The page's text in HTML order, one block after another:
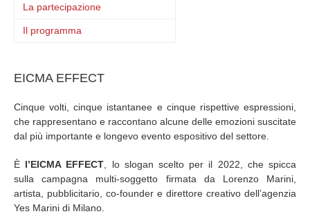
La partecipazione
Il programma
EICMA EFFECT
Cinque volti, cinque istantanee e cinque rispettive espressioni,
che rappresentano e raccontano alcune delle emozioni suscitate
dal più importante e longevo evento espositivo del settore.
È l’EICMA EFFECT , lo slogan scelto per il 2022, che spicca
sulla campagna multi-soggetto firmata da Lorenzo Marini,
artista, pubblicitario, co-founder e direttore creativo dell’agenzia
Yes Marini di Milano.